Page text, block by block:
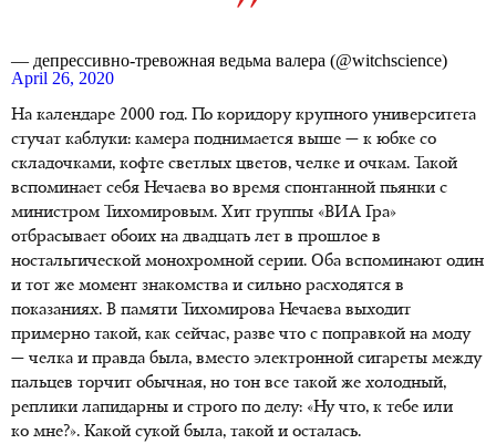
— депрессивно-тревожная ведьма валера (@witchscience)
April 26, 2020
На календаре 2000 год. По коридору крупного университета
стучат каблуки: камера поднимается выше — к юбке со
складочками, кофте светлых цветов, челке и очкам. Такой
вспоминает себя Нечаева во время спонтанной пьянки с
министром Тихомировым. Хит группы «ВИА Гра»
отбрасывает обоих на двадцать лет в прошлое в
ностальгической монохромной серии. Оба вспоминают один
и тот же момент знакомства и сильно расходятся в
показаниях. В памяти Тихомирова Нечаева выходит
примерно такой, как сейчас, разве что с поправкой на моду
— челка и правда была, вместо электронной сигареты между
пальцев торчит обычная, но тон все такой же холодный,
реплики лапидарны и строго по делу: «Ну что, к тебе или
ко мне?». Какой сукой была, такой и осталась.